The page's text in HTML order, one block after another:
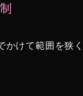
かけて範囲を狭